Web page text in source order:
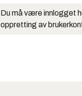
Du må være innlogget
oppretting av